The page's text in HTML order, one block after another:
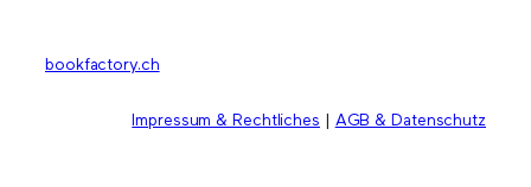
bookfactory.ch
Impressum & Rechtliches AGB & Datenschutz